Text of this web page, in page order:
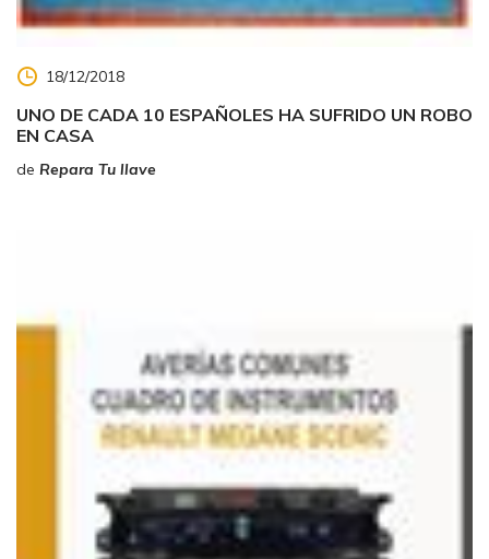
18/12/2018
UNO DE CADA 10 ESPAÑOLES HA SUFRIDO UN ROBO
EN CASA
de Repara Tu llave